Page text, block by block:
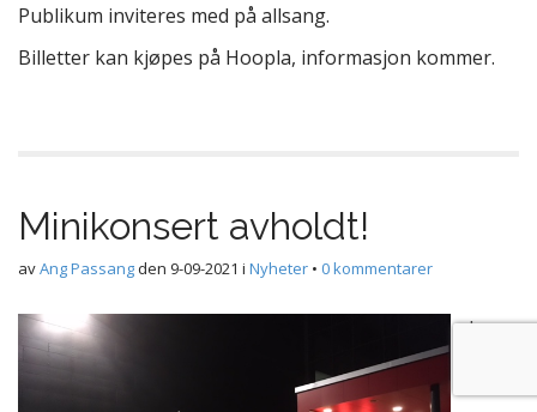
Publikum inviteres med på allsang.
Billetter kan kjøpes på Hoopla, informasjon kommer.
Minikonsert avholdt!
avAng Passangden 9-09-2021 i Nyheter • 0 kommentarer
I